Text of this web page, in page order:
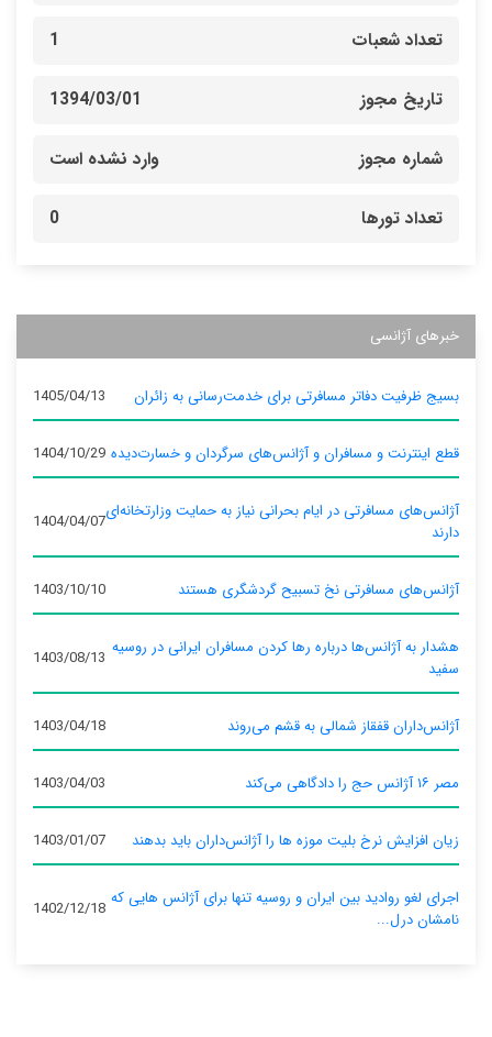
تعداد شعبات 1
تاریخ مجوز 1394/03/01
شماره مجوز وارد نشده است
تعداد تورها 0
خبرهای آژانسی
بسیج ظرفیت دفاتر مسافرتی برای خدمت‌رسانی به زائران 1405/04/13
قطع اینترنت و مسافران و آژانس‌های سرگردان و خسارت‌دیده 1404/10/29
آژانس‌های مسافرتی در ایام بحرانی نیاز به حمایت وزارتخانه‌ای
دارند
1404/04/07
آژانس‌های مسافرتی نخ تسبیح گردشگری هستند 1403/10/10
هشدار به آژانس‌ها درباره رها کردن مسافران ایرانی در روسیه
سفید
1403/08/13
آژانس‌داران قفقاز شمالی به قشم می‌روند 1403/04/18
مصر ۱۶ آژانس حج را دادگاهی می‌کند 1403/04/03
زیان افزایش نرخ بلیت موزه ها را آژانس‌داران باید بدهند 1403/01/07
اجرای لغو روادید بین ایران و روسیه تنها برای آژانس‌ هایی که
نامشان درل...
1402/12/18